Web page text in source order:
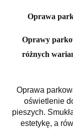
Oprawa
Oprawy
różnych
Oprawa
oświetlenie
pieszych.
estetykę, a